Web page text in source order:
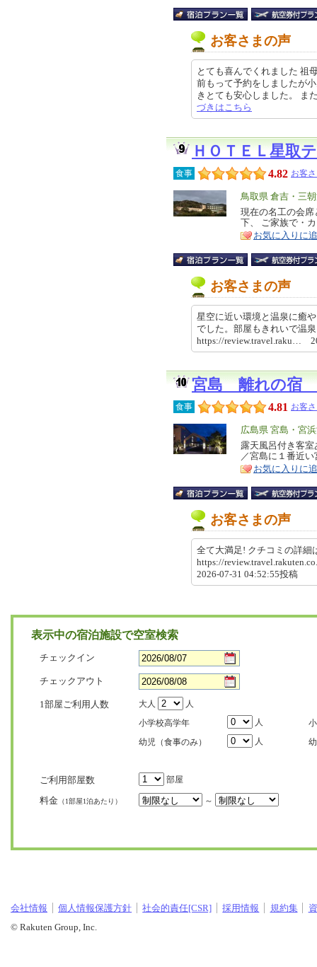
お客さまの声
とても喜んでくれました 祖
前もって予約をしましたが
きとても安心しました。
づきはこちら
ＨＯＴＥＬ星取
食事 4.82 お客
エ
リ
ア
鳥取県 倉吉・三
特
徴
現在の名工の会
下、 ご家族で・
お気に入りに
お客さまの声
星空に近い環境と温泉に癒
でした。部屋もきれいで温
https://review.travel.raku…
宮島 離れの宿
食事 4.81 お客
エ
リ
ア
広島県 宮島・宮
特
徴
露天風呂付き客
／宮島に１番近い
お気に入りに
お客さまの声
全て大満足! クチコミの詳
https://
2026-07-31 04:52:55投稿
表示中の宿泊施設で空室検索
チェックイン
チェックアウト
1部屋ご利用人数 大人
人
小学校高学年
人
幼児（食事のみ）
人
ご利用部屋数 部屋
料金 （1部屋1泊あたり） ～
会社情報 個人情報保護方針 社会的責任[CSR] 採用情報 規約集
© Rakuten Group, Inc.